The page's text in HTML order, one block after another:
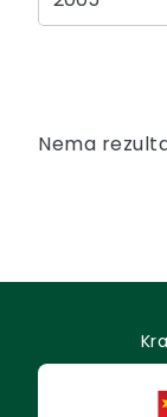
Nema